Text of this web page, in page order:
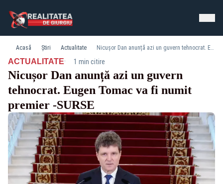
Acasă Știri Actualitate Nicușor Dan anunță azi un guvern tehnocrat. Eugen Tomac va fi numit premier -SURSE
ACTUALITATE· 1 min citire
Nicușor Dan anunță azi un guvern
tehnocrat. Eugen Tomac va fi numit
premier -SURSE